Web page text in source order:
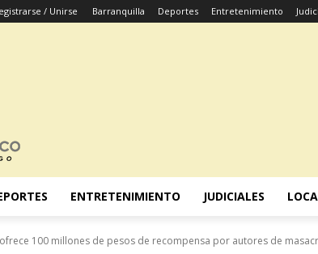
/ Unirse Barranquilla Deportes Entretenimiento
ENTRETENIMIENTO JUDICIALES
100 millones de pesos de recompensa por autores de